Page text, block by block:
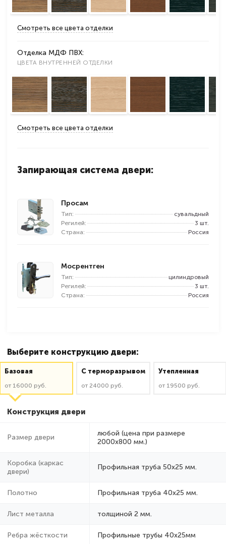
Смотреть все цвета отделки
Отделка МДФ ПВХ:
ЦВЕТА ВНУТРЕННЕЙ ОТДЕЛКИ
Смотреть все цвета отделки
Запирающая система двери:
Просам
Тип:
сувальдный
Регилей:
3 шт.
Страна:
Россия
Мосрентген
Тип:
цилиндровый
Регилей:
3 шт.
Страна:
Россия
Выберите конструкцию двери:
Базовая
от 16000 руб.
C терморазрывом
от 24000 руб.
Утепленная
от 19500 руб.
Конструкция двери
Размер двери
любой (цена при размере
2000x800 мм.)
Коробка (каркас
двери)
Профильная труба 50х25 мм.
Полотно Профильная труба 40х25 мм.
Лист металла толщиной 2 мм.
Ребра жёсткости Профильные трубы 40х25мм